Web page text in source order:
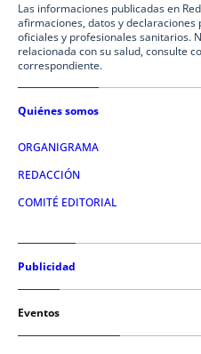
Las informaciones publicadas en
afirmaciones, datos y
oficiales y profesionales sanitarios.
relacionada con su salud, consulte
correspondiente.
Quiénes somos
ORGANIGRAMA
REDACCIÓN
COMITÉ EDITORIAL
Publicidad
Eventos